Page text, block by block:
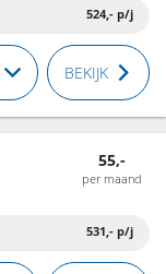
524,- p/j
BEKIJK
55,-
per maand
531,- p/j